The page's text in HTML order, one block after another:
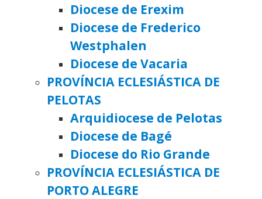
Diocese de Erexim
Diocese de Frederico
Westphalen
Diocese de Vacaria
PROVÍNCIA ECLESIÁSTICA DE
PELOTAS
Arquidiocese de Pelotas
Diocese de Bagé
Diocese do Rio Grande
PROVÍNCIA ECLESIÁSTICA DE
PORTO ALEGRE